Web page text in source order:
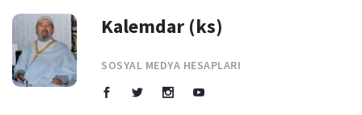
Kalemdar (ks)
SOSYAL MEDYA HESAPLARI